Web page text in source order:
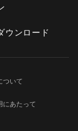
ウンロード
ついて
にあたって